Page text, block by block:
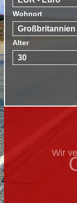
Wohnort
Alter
Wir